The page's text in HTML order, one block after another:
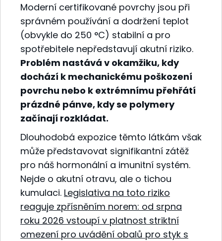
Moderní certifikované povrchy jsou při
správném používání a dodržení teplot
(obvykle do 250 °C) stabilní a pro
spotřebitele nepředstavují akutní riziko.
Problém nastává v okamžiku, kdy
dochází k mechanickému poškození
povrchu nebo k extrémnímu přehřátí
prázdné pánve, kdy se polymery
začínají rozkládat.
Dlouhodobá expozice těmto látkám však
může představovat signifikantní zátěž
pro náš hormonální a imunitní systém.
Nejde o akutní otravu, ale o tichou
kumulaci. Legislativa na toto riziko
reaguje zpřísněním norem: od srpna
roku 2026 vstoupí v platnost striktní
omezení pro uvádění obalů pro styk s